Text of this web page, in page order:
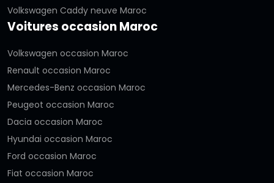
Volkswagen Caddy neuve Maroc
Voitures occasion Maroc
Volkswagen occasion Maroc
Renault occasion Maroc
Mercedes-Benz occasion Maroc
Peugeot occasion Maroc
Dacia occasion Maroc
Hyundai occasion Maroc
Ford occasion Maroc
Fiat occasion Maroc